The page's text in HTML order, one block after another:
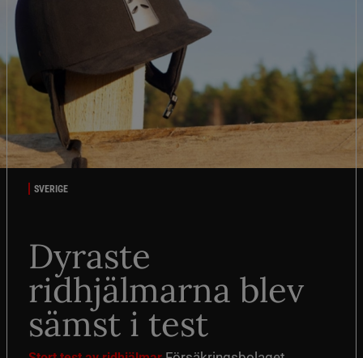
SVERIGE
Dyraste
ridhjälmarna blev
sämst i test